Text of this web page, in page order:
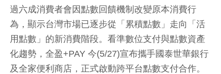
過六成消費者會因點數回饋機制改變原本消費行
為，顯示台灣市場已逐步從「累積點數」走向「活
用點數」的新消費階段。看準數位支付與點數資產
化趨勢，全盈+PAY 今(5/27)宣布攜手國泰世華銀行
及全家便利商店，正式啟動跨平台點數支付合作。